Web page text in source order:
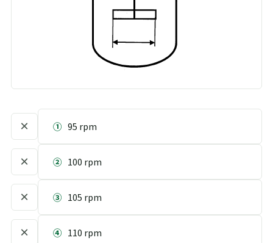
× ① 95 rpm
× ② 100 rpm
× ③ 105 rpm
× ④ 110 rpm